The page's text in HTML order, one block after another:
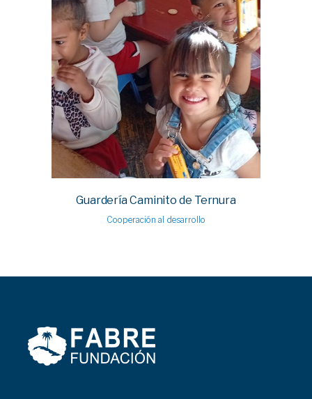
Guardería Caminito de Ternura
Cooperación al desarrollo